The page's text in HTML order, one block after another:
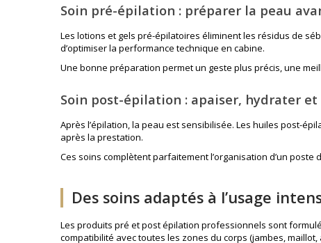
Soin pré-épilation : préparer la peau
Les lotions et gels pré-épilatoires éliminent les résidus de
d’optimiser la performance technique en cabine.
Une bonne préparation permet un geste plus précis, une
Soin post-épilation : apaiser, hydrater
Après l’épilation, la peau est sensibilisée. Les huiles post-
après la prestation.
Ces soins complètent parfaitement l’organisation d’un poste
Des soins adaptés à l’usage
Les produits pré et post épilation professionnels sont
compatibilité avec toutes les zones du corps (jambes, maillot,